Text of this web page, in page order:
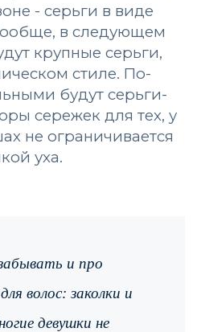
- серьги в виде
в следующем
крупные серьги,
стиле. По-
будут серьги-
сережек для тех, у
не ограничивается
уха.
и про
волос: заколки и
девушки не